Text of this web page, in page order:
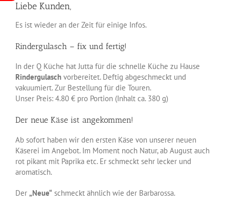
Liebe Kunden,
Es ist wieder an der Zeit für einige Infos.
Rindergulasch – fix und fertig!
In der Q Küche hat Jutta für die schnelle Küche zu Hause
Rindergulasch vorbereitet. Deftig abgeschmeckt und
vakuumiert. Zur Bestellung für die Touren.
Unser Preis: 4.80 € pro Portion (Inhalt ca. 380 g)
Der neue Käse ist angekommen!
Ab sofort haben wir den ersten Käse von unserer neuen
Käserei im Angebot. Im Moment noch Natur, ab August auch
rot pikant mit Paprika etc. Er schmeckt sehr lecker und
aromatisch.
Der „Neue“ schmeckt ähnlich wie der Barbarossa.